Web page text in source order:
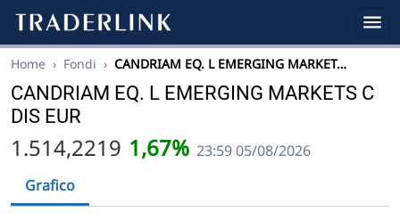
Home › Fondi › CANDRIAM EQ. L EMERGING MARKET…
CANDRIAM EQ. L EMERGING MARKETS C
DIS EUR
1.514,2219 1,67% 23:59 05/08/2026
Grafico